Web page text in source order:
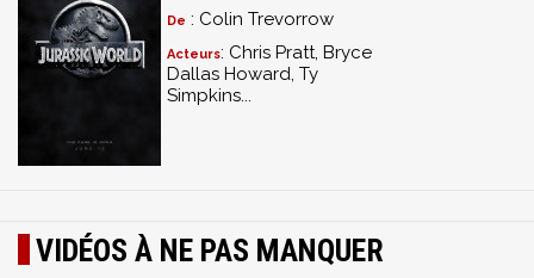
De : Colin Trevorrow
Acteurs: Chris Pratt, Bryce
Dallas Howard, Ty
Simpkins...
VIDÉOS À NE PAS MANQUER